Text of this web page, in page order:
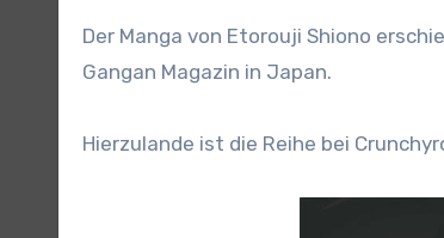
Der Manga von Etorouji Shiono
Gangan Magazin in Japan.
Hierzulande ist die Reihe bei